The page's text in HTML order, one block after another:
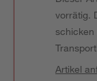
vorrätig.
schicken
Artikel